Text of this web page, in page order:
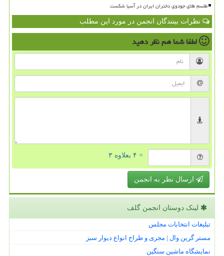
طلسم طلای جودوی دختران ایران در آسیا شکست
نظرات بینندگان انجمن در مورد این مطلب
لطفا شما همنظر دهید
= ۴ بعلاوه ۳
ارسال نظر به انجمن
لینک دوستان انجمن گلف
تبلیغات انتخابات مجلس
مستر گرین وال | مجری و طراح انواع دیوار سبز
نمایشگاه ماشین سنگین